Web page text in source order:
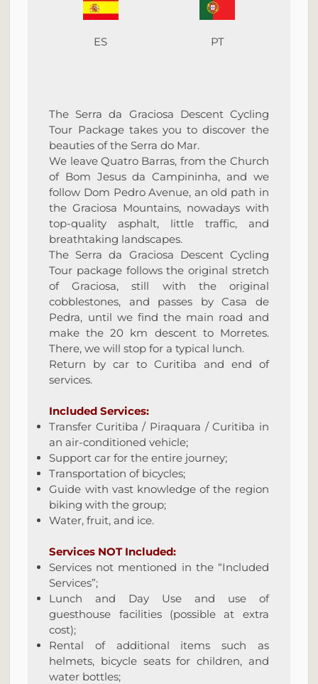
ES PT
The Serra da Graciosa Descent Cycling
Tour Package takes you to discover the
beauties of the Serra do Mar.
We leave Quatro Barras, from the Church
of Bom Jesus da Campininha, and we
follow Dom Pedro Avenue, an old path in
the Graciosa Mountains, nowadays with
top-quality asphalt, little traffic, and
breathtaking landscapes.
The Serra da Graciosa Descent Cycling
Tour package follows the original stretch
of Graciosa, still with the original
cobblestones, and passes by Casa de
Pedra, until we find the main road and
make the 20 km descent to Morretes.
There, we will stop for a typical lunch.
Return by car to Curitiba and end of
services.
Included Services:
Transfer Curitiba / Piraquara / Curitiba in
an air-conditioned vehicle;
Support car for the entire journey;
Transportation of bicycles;
Guide with vast knowledge of the region
biking with the group;
Water, fruit, and ice.
Services NOT Included:
Services not mentioned in the “Included
Services”;
Lunch and Day Use and use of
guesthouse facilities (possible at extra
cost);
Rental of additional items such as
helmets, bicycle seats for children, and
water bottles;